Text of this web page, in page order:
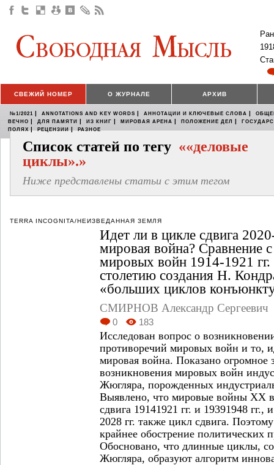
СВЕЖИЙ НОМЕР О ЖУРНАЛЕ АРХИВ
№1/2021 | ANNOTATIONS AND KEY WORDS | АННОТАЦИИ И КЛЮЧЕВЫЕ СЛОВА |
ВЕЧНО | ДЛЯ ПАМЯТИ | ИЗ КНИГ | МИРОВАЯ АРЕНА | ПОЛОЖЕНИЕ ДЕЛ |
ПОЛЯХ | РЕЦЕНЗИИ | РАЗНОЕ
Список статей по тегу ««деловые
циклы».»
Ниже представлены статьи с этим тегом
TERRA INCOGNITA/НЕИЗВЕДАННАЯ ЗЕМЛЯ
Идет ли в цикле сдвига
мировая война? Сравнение
мировых войн 1914-1921
столетию создания Н.
«больших циклов
СМИРНОВ Александр Сергеевич
0 183
Исследован вопрос о
противоречий мировых войн и то,
мировая война. Показано огромное
возникновения мировых войн
Жюгляра, порожденных
Выявлено, что мировые войны ХХ
сдвига 1914­1921 гг. и 1939­1948
2028 гг. также цикл сдвига.
крайнее обострение политических
Обосновано, что длинные циклы,
Жюгляра, образуют алгоритм